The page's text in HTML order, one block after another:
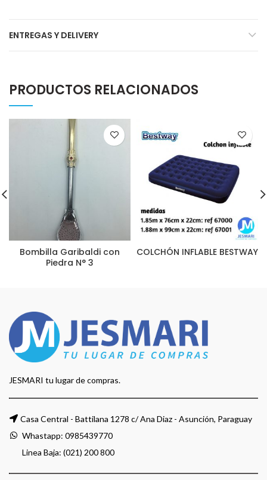
ENTREGAS Y DELIVERY
PRODUCTOS RELACIONADOS
Bombilla Garibaldi con
Piedra N° 3
COLCHÓN INFLABLE BESTWAY
JESMARI tu lugar de compras.
Casa Central - Battilana 1278 c/ Ana Diaz - Asunción, Paraguay
Whastapp: 0985439770
Linea Baja: (021) 200 800